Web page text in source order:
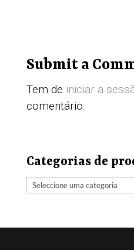
Submit a
Tem de iniciar a
comentário.
Categorias de